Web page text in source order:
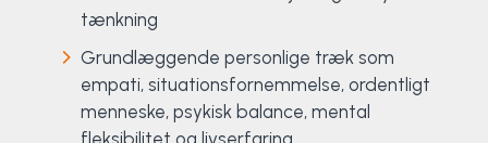
tænkning
Grundlæggende personlige træk som
empati, situationsfornemmelse, ordentligt
menneske, psykisk balance, mental
fleksibilitet og livserfaring.